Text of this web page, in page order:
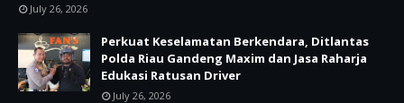
July 26, 2026
Perkuat Keselamatan Berkendara, Ditlantas
Polda Riau Gandeng Maxim dan Jasa Raharja
Edukasi Ratusan Driver
July 26, 2026